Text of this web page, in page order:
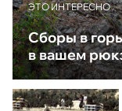
ЭТО ИНТЕРЕСНО
Сборы в
в вашем